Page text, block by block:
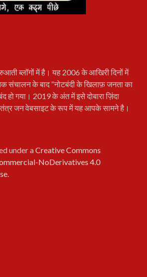
ब्लॉगों में है। यह 2006 के आखिरी दिनों में
संचालन के बाद “नोटबंदी के खिलाफ़ जनता का
हो गया। 2019 के अंत में इसे दोबारा ज़िंदा
जन वेबसाइट के रूप में यह आपके सामने है।
under aCreative Commons
NoDerivatives 4.0
.